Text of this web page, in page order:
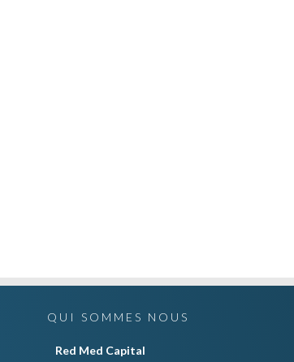
QUI SOMMES NOUS
Red Med Capital